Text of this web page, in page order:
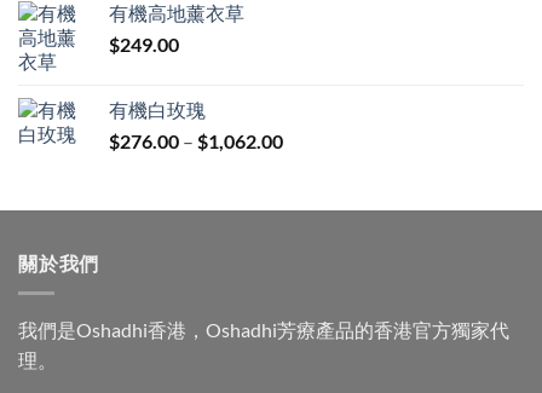
有機高地薰衣草
$249.00
有機白玫瑰
$276.00 – $1,062.00價
圍：
關於我們
我們是Oshadhi香港，Oshadhi芳療產品的香港官方獨家代
理。